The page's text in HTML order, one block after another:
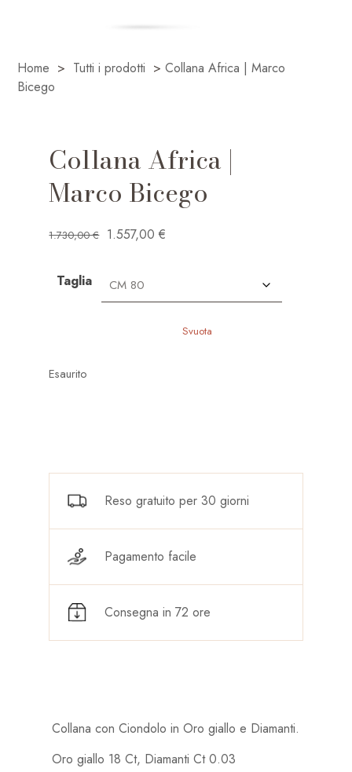
Home > Tutti i prodotti > Collana Africa | Marco
Bicego
Collana Africa |
Marco Bicego
1.730,00€ Il
era:
1.557,00€
Taglia
Svuota
Esaurito
Reso gratuito per 30 giorni
Pagamento facile
Consegna in 72 ore
Collana con Ciondolo in Oro giallo e Diamanti.
Oro giallo 18 Ct, Diamanti Ct 0.03